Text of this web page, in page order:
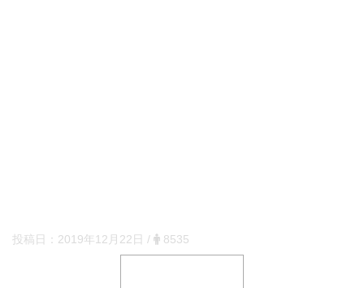
投稿日： 2019年12月22日 / 8535